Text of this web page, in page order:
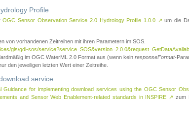
Profile
OGC Sensor Observation Service 2.0 Hydrology Profile 1.0.0 ↗ um die
von vorhandenen Zeitreihen mit ihren Parametern im SOS.
gis/gdi-sos/
im OGC WaterML 2.0 Format aus (wenn kein responseFormat-
den jeweiligen letzten Wert einer Zeitreihe.
service
Guidance for implementing download services using the OGC Sensor
and Sensor Web Enablement-related standards in INSPIRE ↗ zum